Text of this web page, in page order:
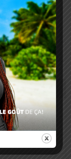
visite médicale à
S D
1 2
15 16
22 23
30